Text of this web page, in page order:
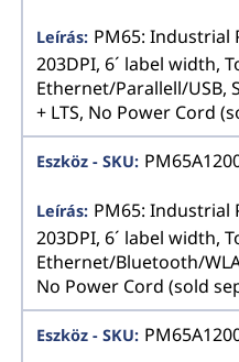
PM65: Industrial
203DPI, 6´ label width,
Ethernet/Parallell/USB,
+ LTS, No Power Cord
PM65: Industrial
203DPI, 6´ label width,
Ethernet/Bluetooth/
No Power Cord (sold